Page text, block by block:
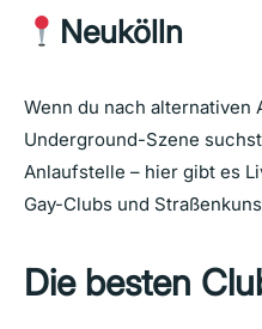
Neukölln
Wenn du nach alternativen
Underground-Szene
Anlaufstelle – hier gibt es
Gay-Clubs und
Die besten